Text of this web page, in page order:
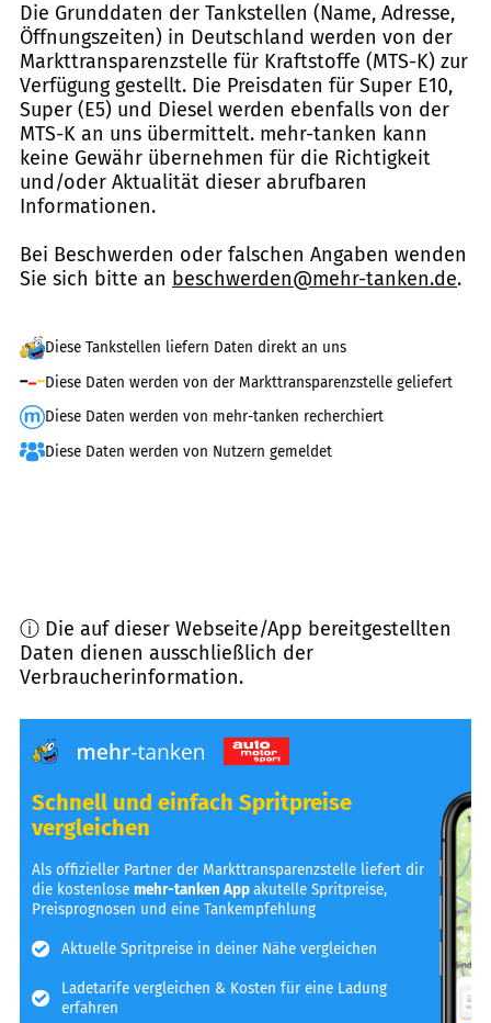
Die Grunddaten der Tankstellen (Name, Adresse,
Öffnungszeiten) in Deutschland werden von der
Markttransparenzstelle für Kraftstoffe (MTS-K) zur
Verfügung gestellt. Die Preisdaten für Super E10,
Super (E5) und Diesel werden ebenfalls von der
MTS-K an uns übermittelt. mehr-tanken kann
keine Gewähr übernehmen für die Richtigkeit
und/oder Aktualität dieser abrufbaren
Informationen.
Bei Beschwerden oder falschen Angaben wenden
Sie sich bitte an beschwerden@mehr-tanken.de.
Diese Tankstellen liefern Daten direkt an uns
Diese Daten werden von der Markttransparenzstelle geliefert
Diese Daten werden von mehr-tanken recherchiert
Diese Daten werden von Nutzern gemeldet
ⓘ Die auf dieser Webseite/App bereitgestellten
Daten dienen ausschließlich der
Verbraucherinformation.
Schnell und einfach Spritpreise
vergleichen
Als offizieller Partner der Markttransparenzstelle liefert dir
die kostenlosemehr-tanken Appakutelle Spritpreise,
Preisprognosen und eine Tankempfehlung
Aktuelle Spritpreise in deiner Nähe vergleichen
Ladetarife vergleichen & Kosten für eine Ladung
erfahren